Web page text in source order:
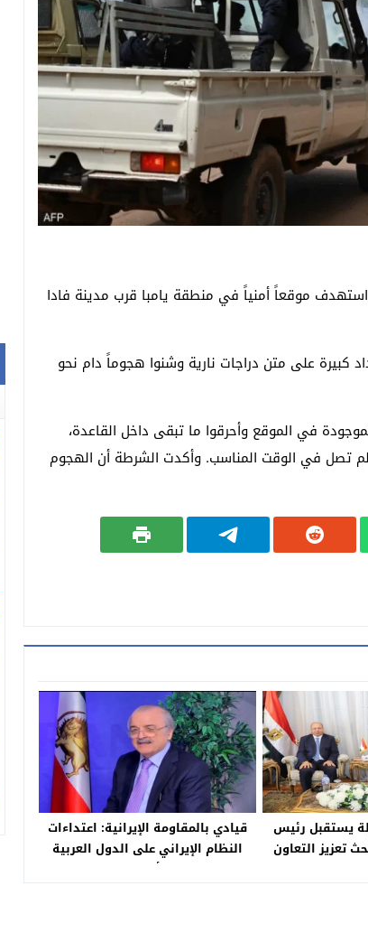
مسلح استهدف موقعاً أمنياً في منطقة يامبا قرب مدينة فادا
كبيرة على متن دراجات نارية وشنوا هجوماً دام نحو
في الموقع وأحرقوا ما تبقى داخل القاعدة،
لم تصل في الوقت المناسب. وأكدت الشرطة أن الهجوم
يستقبل رئيس
تعزيز التعاون
قيادي بالمقاومة الإيرانية: اعتداءات
النظام الإيراني على الدول العربية
تستهدف زعزعة أمنها وفرض الهيمنة